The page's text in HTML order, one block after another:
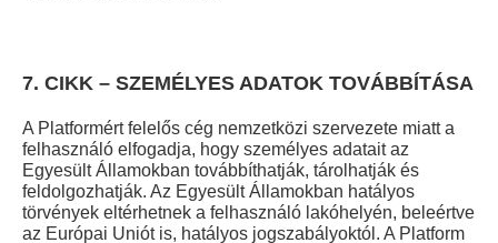
7. CIKK – SZEMÉLYES ADATOK TOVÁBBÍTÁSA
A Platformért felelős cég nemzetközi szervezete miatt a
felhasználó elfogadja, hogy személyes adatait az
Egyesült Államokban továbbíthatják, tárolhatják és
feldolgozhatják. Az Egyesült Államokban hatályos
törvények eltérhetnek a felhasználó lakóhelyén, beleértve
az Európai Uniót is, hatályos jogszabályoktól. A Platform